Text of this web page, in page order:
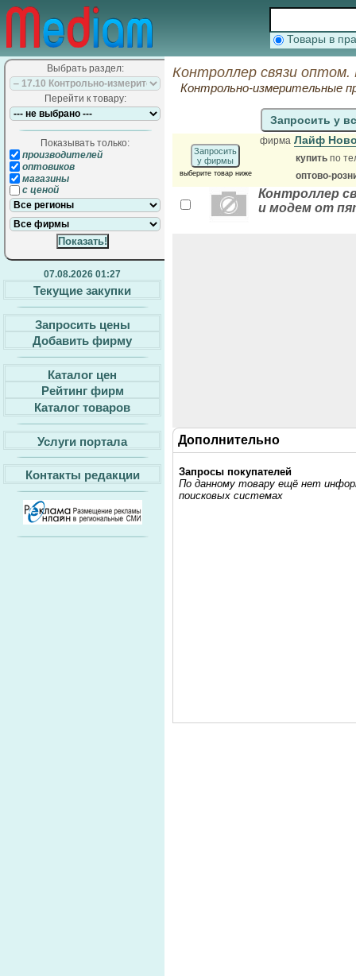
Товары в
Выбрать раздел:
Перейти к товару:
Показывать только:
производителей
оптовиков
магазины
с ценой
07.08.2026 01:27
Текущие закупки
Запросить цены
Добавить фирму
Каталог цен
Рейтинг фирм
Каталог товаров
Услуги портала
Контакты редакции
Контроллер связи
Контрольно-измерительные
Запросить у
Запросить
у фирмы
выберите товар ниже
фирма Лайф
купить по
оптово-
Контроллер
и модем от
Дополнительно
Запросы покупателей
По данному товару ещё нет
поисковых системах